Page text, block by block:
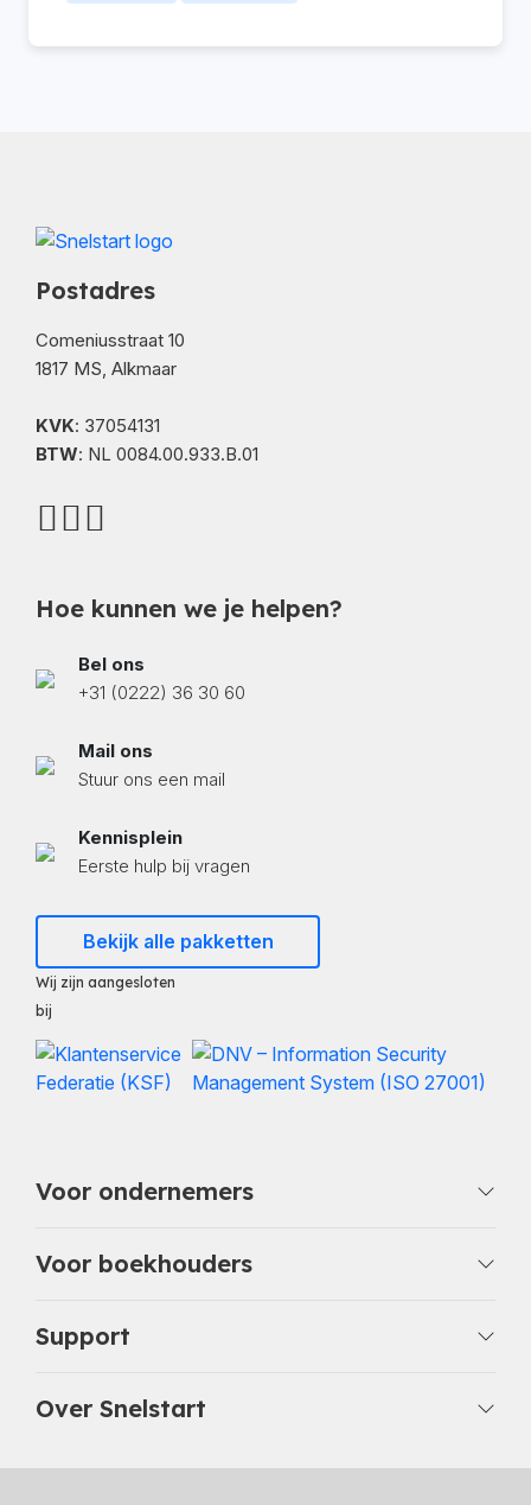
Postadres
Comeniusstraat 10
1817 MS, Alkmaar
KVK: 37054131
BTW: NL 0084.00.933.B.01
Hoe kunnen we je helpen?
Bel ons
+31 (0222) 36 30 60
Mail ons
Stuur ons een mail
Kennisplein
Eerste hulp bij vragen
Bekijk alle pakketten
Wij zijn aangesloten
bij
Voor ondernemers
Voor boekhouders
Support
Over Snelstart